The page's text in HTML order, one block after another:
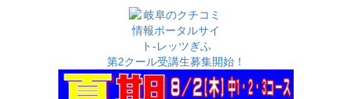
第2クール受講生募集開始！